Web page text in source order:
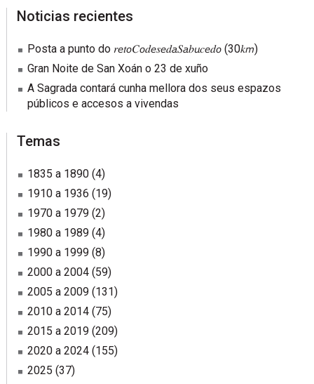
sidebar
Blog
Noticias recientes
Posta a punto do 𝑟𝘦𝑡𝘰𝐶𝘰𝑑𝘦𝑠𝘦𝑑𝘢𝑆𝘢𝑏𝘶𝑐𝘦𝑑𝘰 (30𝑘𝘮)
Gran Noite de San Xoán o 23 de xuño
A Sagrada contará cunha mellora dos seus espazos
públicos e accesos a vivendas
Temas
1835 a 1890(4)
1910 a 1936 (19)
1970 a 1979(2)
1980 a 1989(4)
1990 a 1999(8)
2000 a 2004(59)
2005 a 2009(131)
2010 a 2014(75)
2015 a 2019(209)
2020 a 2024(155)
2025 (37)